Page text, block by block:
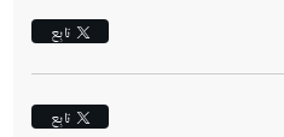
تابِع
تابِع